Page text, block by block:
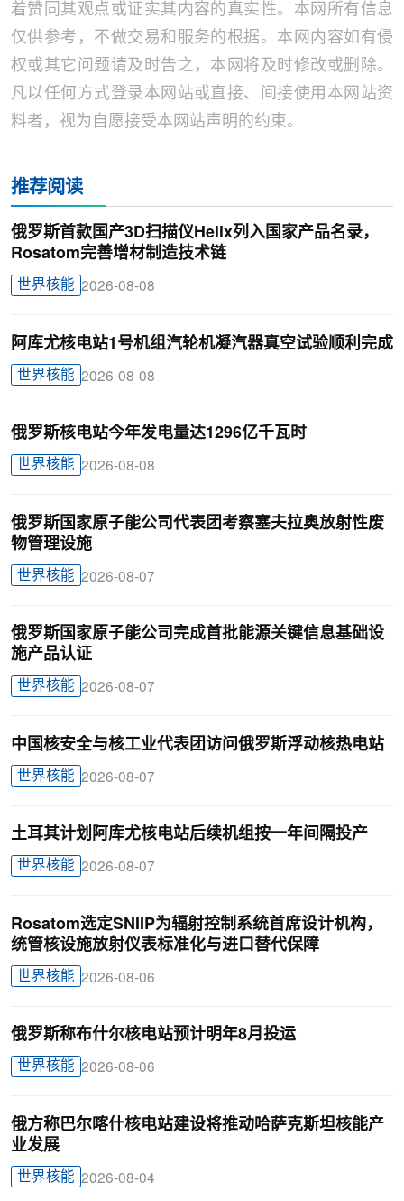
着赞同其观点或证实其内容的真实性。本网所有信息
仅供参考，不做交易和服务的根据。本网内容如有侵
权或其它问题请及时告之，本网将及时修改或删除。
凡以任何方式登录本网站或直接、间接使用本网站资
料者，视为自愿接受本网站声明的约束。
推荐阅读
俄罗斯首款国产3D扫描仪Helix列入国家产品名录，
Rosatom完善增材制造技术链
世界核能 2026-08-08
阿库尤核电站1号机组汽轮机凝汽器真空试验顺利完成
世界核能 2026-08-08
俄罗斯核电站今年发电量达1296亿千瓦时
世界核能 2026-08-08
俄罗斯国家原子能公司代表团考察塞夫拉奥放射性废
物管理设施
世界核能 2026-08-07
俄罗斯国家原子能公司完成首批能源关键信息基础设
施产品认证
世界核能 2026-08-07
中国核安全与核工业代表团访问俄罗斯浮动核热电站
世界核能 2026-08-07
土耳其计划阿库尤核电站后续机组按一年间隔投产
世界核能 2026-08-07
Rosatom选定SNIIP为辐射控制系统首席设计机构，
统管核设施放射仪表标准化与进口替代保障
世界核能 2026-08-06
俄罗斯称布什尔核电站预计明年8月投运
世界核能 2026-08-06
俄方称巴尔喀什核电站建设将推动哈萨克斯坦核能产
业发展
世界核能 2026-08-04